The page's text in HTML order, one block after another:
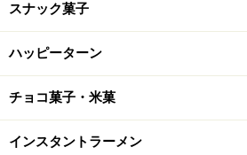
焼いたチョコクロワッサン
温かい状態なので、生地の香ばしい
りが引き立ちます
スナック菓子
ハッピーターン
チョコ菓子・米菓
インスタントラーメン